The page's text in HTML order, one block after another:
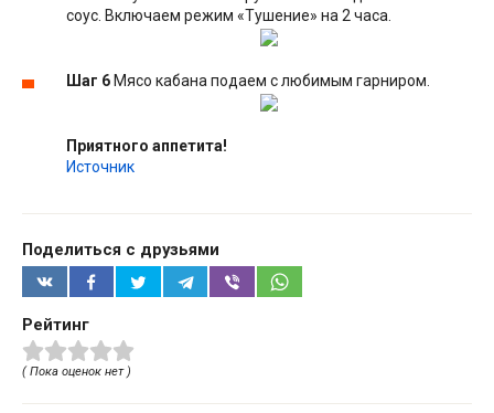
соус. Включаем режим «Тушение» на 2 часа.
Шаг 6 Мясо кабана подаем с любимым гарниром.
Приятного аппетита!
Источник
Поделиться с друзьями
Рейтинг
( Пока оценок нет )